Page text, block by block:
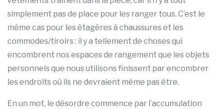
simplement pas de place pour les ranger tous. C’est le
même cas pour les étagères à chaussures et les
commodes/tiroirs : il y a tellement de choses qui
encombrent nos espaces de rangement que les objets
personnels que nous utilisons finissent par encombrer
les endroits où ils ne devraient même pas être.
En un mot, le désordre commence par l’accumulation